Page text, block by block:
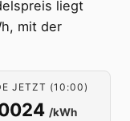
liegt
mit der
JETZT (10:00)
/kWh